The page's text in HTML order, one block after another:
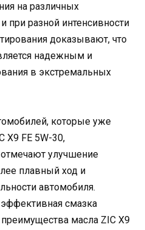
на различных
при разной интенсивности
доказывают, что
надежным и
в экстремальных
которые уже
X9 FE 5W-30,
улучшение
плавный ход и
автомобиля.
эффективная смазка
масла ZIC X9